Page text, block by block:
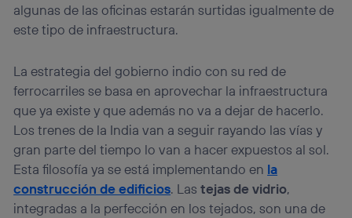
algunas de las oficinas estarán surtidas igualmente de
este tipo de infraestructura.
La estrategia del gobierno indio con su red de
ferrocarriles se basa en aprovechar la infraestructura
que ya existe y que además no va a dejar de hacerlo.
Los trenes de la India van a seguir rayando las vías y
gran parte del tiempo lo van a hacer expuestos al sol.
Esta filosofía ya se está implementando en la
construcción de edificios. Lastejas de vidrio,
integradas a la perfección en los tejados, son una de